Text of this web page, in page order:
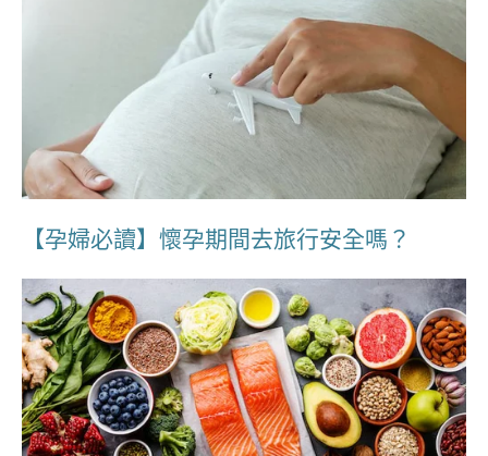
【孕婦必讀】懷孕期間去旅行安全嗎？